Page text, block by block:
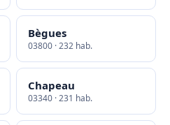
Bègues
03800 · 232 hab.
Chapeau
03340 · 231 hab.